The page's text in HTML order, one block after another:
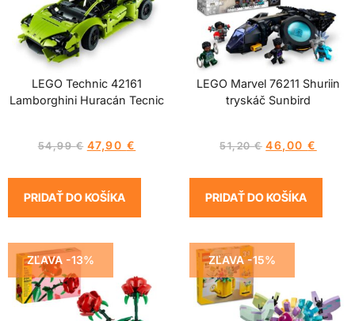
LEGO Technic 42161
Lamborghini Huracán Tecnic
54,99€ 47,90 €
PRIDAŤ DO KOŠÍKA
LEGO Marvel 76211 Shuriin
tryskáč Sunbird
51,20€ 46,00€
PRIDAŤ DO KOŠÍKA
ZĽAVA -13% ZĽAVA -15%